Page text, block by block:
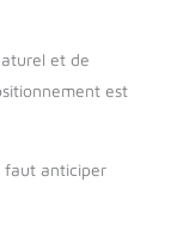
et de
est
faut anticiper